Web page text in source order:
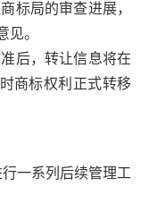
标局的审查进展，
见。
后，转让信息将在
商标权利正式转移
一系列后续管理工